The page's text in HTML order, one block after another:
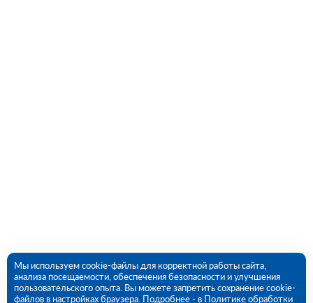
Мы используем cookie-файлы для корректной работы сайта,
анализа посещаемости, обеспечения безопасности и улучшения
пользовательского опыта. Вы можете запретить сохранение cookie-
файлов в настройках браузера. Подробнее - в Политике обработки